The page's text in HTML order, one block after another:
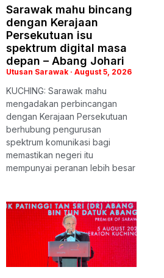
Sarawak mahu bincang
dengan Kerajaan
Persekutuan isu
spektrum digital masa
depan – Abang Johari
Utusan Sarawak August 5, 2026
KUCHING: Sarawak mahu
mengadakan perbincangan
dengan Kerajaan Persekutuan
berhubung pengurusan
spektrum komunikasi bagi
memastikan negeri itu
mempunyai peranan lebih besar